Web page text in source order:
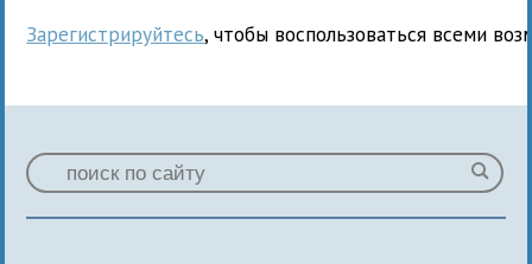
Зарегистрируйтесь, чтобы воспользоваться всеми